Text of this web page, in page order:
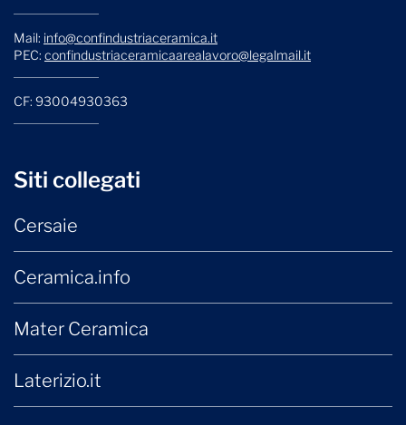
Mail: info@confindustriaceramica.it
PEC: confindustriaceramicaarealavoro@legalmail.it
CF: 93004930363
Siti collegati
Cersaie
Ceramica.info
Mater Ceramica
Laterizio.it